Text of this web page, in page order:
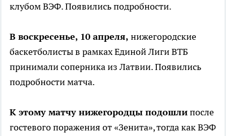
клубом ВЭФ. Появились подробности.
В воскресенье, 10 апреля, нижегородские
баскетболисты в рамках Единой Лиги ВТБ
принимали соперника из Латвии. Появились
подробности матча.
К этому матчу нижегородцы подошлипосле
гостевого поражения от «Зенита», тогда как ВЭФ